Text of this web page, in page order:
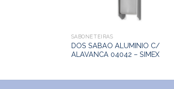
SABONETEIRAS
DOS SABAO ALUMINIO C/
ALAVANCA 04042 – SIMEX